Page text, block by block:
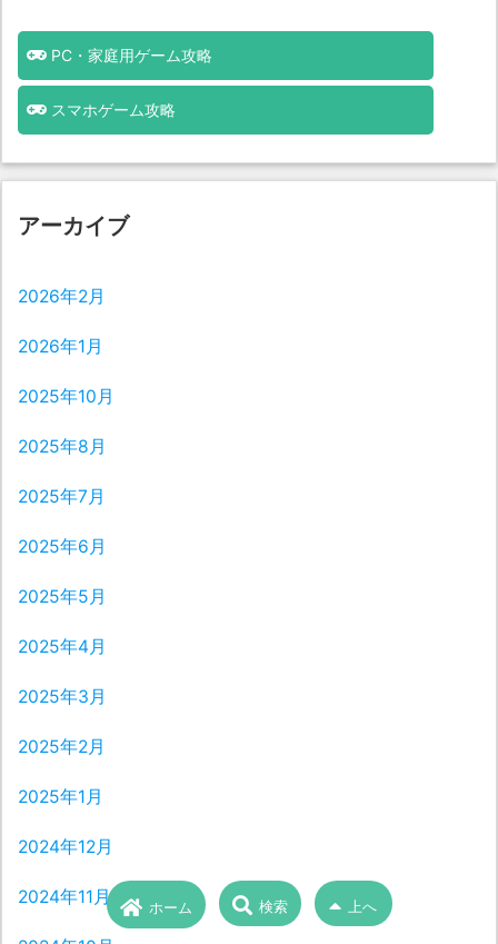
PC・家庭用ゲーム攻略
スマホゲーム攻略
アーカイブ
2026年2月
2026年1月
2025年10月
2025年8月
2025年7月
2025年6月
2025年5月
2025年4月
2025年3月
2025年2月
2025年1月
2024年12月
2024年11月 ホーム 検索 上へ